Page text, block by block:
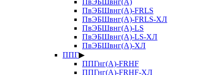
ПвЭБШвнг(А)
ПвЭБШвнг(А)-FRLS
ПвЭБШвнг(А)-FRLS-ХЛ
ПвЭБШвнг(А)-LS
ПвЭБШвнг(А)-LS-ХЛ
ПвЭБШвнг(А)-ХЛ
ППГ▶
ППГнг(А)-FRHF
ППГнг(А)-FRHF-ХЛ